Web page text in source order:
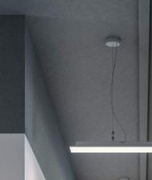
Продажа